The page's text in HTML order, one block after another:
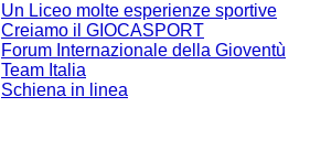
Un Liceo molte esperienze sportive
Creiamo il GIOCASPORT
Forum Internazionale della Gioventù
Team Italia
Schiena in linea